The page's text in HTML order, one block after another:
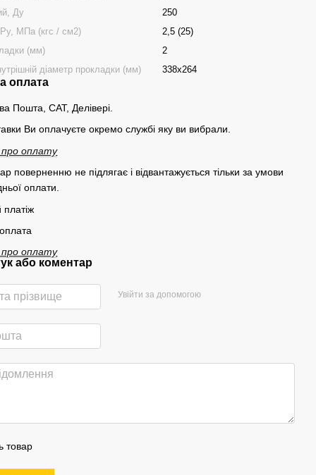
Ду
250
МПа (кгс / см2)
2,5 (25)
(мм)
2
діаметр прокладки (мм)
338х264
оплата
Пошта, САТ, Делівері.
Ви оплачуєте окремо службі яку ви вибрали.
оплату
поверненню не підлягає і відвантажується тільки за умови
оплати.
оплату
або коментар
Увійти за допомогою
товар